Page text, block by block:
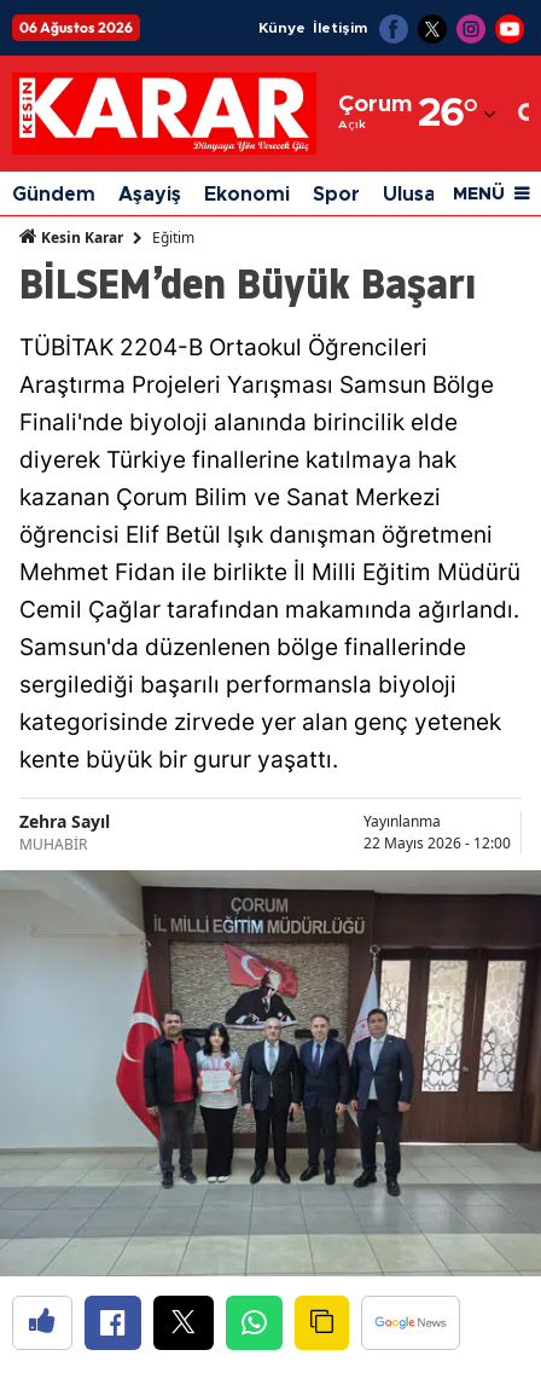
06 Ağustos 2026 Künye İletişim
Çorum
Açık 26°
Adıyaman
Afyonkarahisar
Ağrı
Amasya
Artvin
Aydın
Bilecik
Bingöl
Bolu
Bursa
Çanakkale
Çankırı
Çorum
Denizli
Diyarbakır
Edirne
Elazığ
Erzincan
Erzurum
Eskişehir
Gündem Aşayiş Ekonomi Spor Ulusal Siyaset
MENÜ
Kesin Karar Eğitim
BİLSEM’den Büyük Başarı
TÜBİTAK 2204-B Ortaokul Öğrencileri
Araştırma Projeleri Yarışması Samsun Bölge
Finali'nde biyoloji alanında birincilik elde
diyerek Türkiye finallerine katılmaya hak
kazanan Çorum Bilim ve Sanat Merkezi
öğrencisi Elif Betül Işık danışman öğretmeni
Mehmet Fidan ile birlikte İl Milli Eğitim Müdürü
Cemil Çağlar tarafından makamında ağırlandı.
Samsun'da düzenlenen bölge finallerinde
sergilediği başarılı performansla biyoloji
kategorisinde zirvede yer alan genç yetenek
kente büyük bir gurur yaşattı.
Zehra Sayıl
MUHABİR
Yayınlanma
22 Mayıs 2026 - 12:00